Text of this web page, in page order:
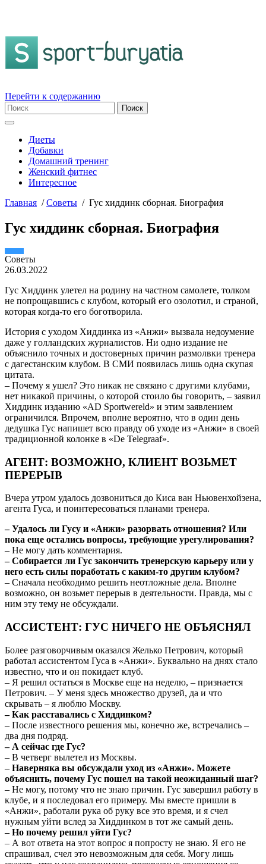
Перейти к содержанию
Диеты
Добавки
Домашний тренинг
Женский фитнес
Интересное
Главная /Советы / Гус хиддинк сборная. Биография
Гус хиддинк сборная. Биография
Советы
26.03.2022
Гус Хиддинк улетел на родину на частном самолете, толком
не попрощавшись с клубом, который его озолотил, и страной,
которая когда-то его боготворила.
История с уходом Хиддинка из «Анжи» вызвала недоумение
даже у голландских журналистов. Ни одно издание не
объяснило точных и достоверных причин размолвки тренера
с дагестанским клубом. В СМИ появилась лишь одна скупая
цитата.
– Почему я ушел? Это никак не связано с другими клубами,
нет никакой причины, о которой стоило бы говорить, – заявил
Хиддинк изданию «AD Sportwereld» и этим заявлением
ограничился. Впрочем, вполне вероятно, что в один день
дедушка Гус напишет всю правду об уходе из «Анжи» в своей
традиционной колонке в «De Telegraaf».
АГЕНТ: ВОЗМОЖНО, КЛИЕНТ ВОЗЬМЕТ
ПЕРЕРЫВ
Вчера утром удалось дозвониться до Киса ван Ньювенхойзена,
агента Гуса, и поинтересоваться планами тренера.
– Удалось ли Гусу и «Анжи» разорвать отношения? Или
пока еще остались вопросы, требующие урегулирования?
– Не могу дать комментария.
– Собирается ли Гус закончить тренерскую карьеру или у
него есть силы поработать с каким-то другим клубом?
– Сначала необходимо решить неотложные дела. Вполне
возможно, он возьмет перерыв в деятельности. Правда, мы с
ним эту тему не обсуждали.
АССИСТЕНТ: ГУС НИЧЕГО НЕ ОБЪЯСНЯЛ
Более разговорчивым оказался Желько Петрович, который
работал ассистентом Гуса в «Анжи». Буквально на днях стало
известно, что и он покидает клуб.
– Я решил остаться в Москве еще на неделю, – признается
Петрович. – У меня здесь множество друзей, да и что
скрывать – я люблю Москву.
– Как расставались с Хиддинком?
– После известного решения мы, конечно же, встречались –
два дня подряд.
– А сейчас где Гус?
– В четверг вылетел из Москвы.
– Наверняка вы обсуждали уход из «Анжи». Можете
объяснить, почему Гус пошел на такой неожиданный шаг?
– Не могу, потому что не знаю причин. Гус завершил работу в
клубе, и я последовал его примеру. Мы вместе пришли в
«Анжи», работали рука об руку все это время, и я счел
нужным уйти вслед за Хиддинком в тот же самый день.
– Но почему решил уйти Гус?
– А вот ответа на этот вопрос я попросту не знаю. Я его не
спрашивал, счел это невозможным для себя. Могу лишь